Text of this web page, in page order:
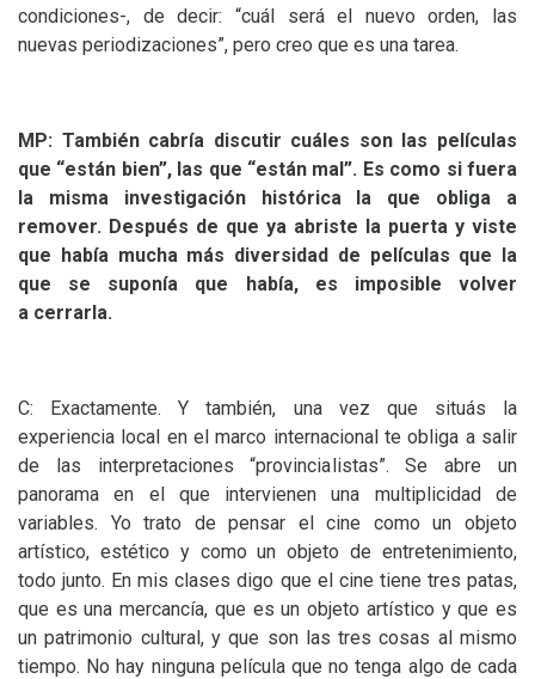
condiciones-, de decir: “cuál será el nuevo orden, las
nuevas periodizaciones”, pero creo que es una tarea.
MP: También cabría discutir cuáles son las películas
que “están bien”, las que “están mal”. Es como si fuera
la misma investigación histórica la que obliga a
remover. Después de que ya abriste la puerta y viste
que había mucha más diversidad de películas que la
que se suponía que había, es imposible volver
a cerrarla.
C: Exactamente. Y también, una vez que situás la
experiencia local en el marco internacional te obliga a salir
de las interpretaciones “provincialistas”. Se abre un
panorama en el que intervienen una multiplicidad de
variables. Yo trato de pensar el cine como un objeto
artístico, estético y como un objeto de entretenimiento,
todo junto. En mis clases digo que el cine tiene tres patas,
que es una mercancía, que es un objeto artístico y que es
un patrimonio cultural, y que son las tres cosas al mismo
tiempo. No hay ninguna película que no tenga algo de cada